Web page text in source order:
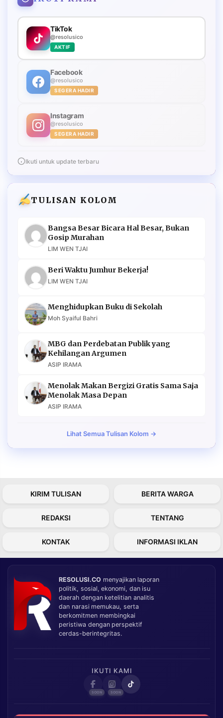
TikTok
@resolusico
AKTIF
Facebook
@resolusico
SEGERA HADIR
Instagram
@resolusico
SEGERA HADIR
Ikuti untuk update terbaru
TULISAN KOLOM
Bangsa Besar Bicara Hal Besar, Bukan
Gosip Murahan
LIM WEN TJAI
Beri Waktu Jumhur Bekerja!
LIM WEN TJAI
Menghidupkan Buku di Sekolah
Moh Syaiful Bahri
MBG dan Perdebatan Publik yang
Kehilangan Argumen
ASIP IRAMA
Menolak Makan Bergizi Gratis Sama Saja
Menolak Masa Depan
ASIP IRAMA
Lihat Semua Tulisan Kolom →
KIRIM TULISAN BERITA WARGA
REDAKSI TENTANG
KONTAK INFORMASI IKLAN
RESOLUSI.CO menyajikan laporan
politik, sosial, ekonomi, dan isu
daerah dengan ketelitian analitis
dan narasi memukau, serta
berkomitmen membingkai
peristiwa dengan perspektif
cerdas-berintegritas.
IKUTI KAMI